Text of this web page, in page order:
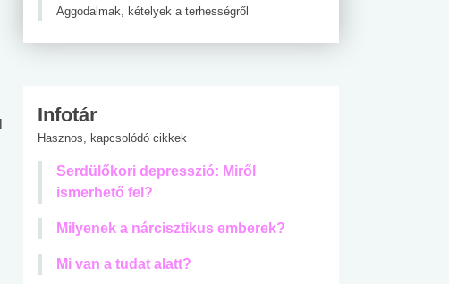
Aggodalmak, kételyek a terhességről
Infotár
Hasznos, kapcsolódó cikkek
Serdülőkori depresszió: Miről
ismerhető fel?
Milyenek a nárcisztikus emberek?
Mi van a tudat alatt?